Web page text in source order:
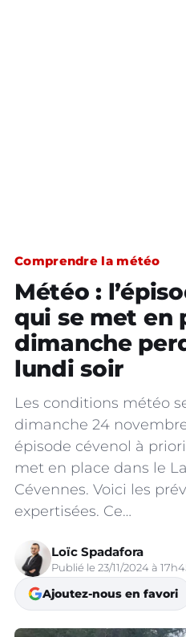
Comprendre la météo
Météo :
qui se met en
dimanche
lundi soir
Les conditions météo
dimanche 24
épisode cévenol à
met en place dans le
Cévennes. Voici les
expertisées. Ce…
Loïc Spadafora
Publié le 23/11/2024 à
Ajoutez-nous en favori